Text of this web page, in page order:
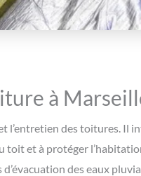
à
l’entretien des toitures. Il
toit et à protéger
des eaux